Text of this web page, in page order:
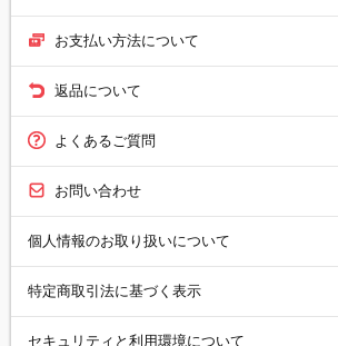
お支払い方法について
返品について
よくあるご質問
お問い合わせ
個人情報のお取り扱いについて
特定商取引法に基づく表示
セキュリティと利用環境について